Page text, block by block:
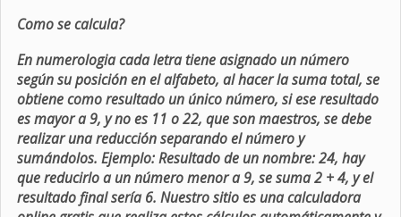
Como se calcula?
En numerologia cada letra tiene asignado un número
según su posición en el alfabeto, al hacer la suma total, se
obtiene como resultado un único número, si ese resultado
es mayor a 9, y no es 11 o 22, que son maestros, se debe
realizar una reducción separando el número y
sumándolos. Ejemplo: Resultado de un nombre: 24, hay
que reducirlo a un número menor a 9, se suma 2 + 4, y el
resultado final sería 6. Nuestro sitio es una calculadora